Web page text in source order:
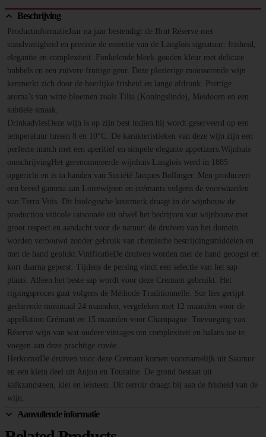
Beschrijving
ProductinformatieJaar na jaar bestendigt de Brut Réserve met
standvastigheid en precisie de essentie van de Langlois signatuur: frisheid,
elegantie en complexiteit. Fonkelende bleek-gouden kleur met delicate
bubbels en een zuivere fruitige geur. Deze plezierige mousserende wijn
kenmerkt zich door de heerlijke frisheid en lange afdronk. Prettige
aroma’s van witte bloemen zoals Tilia (Koningslinde), Meidoorn en een
subtiele smaak.
DrinkadviesDeze wijn is op zijn best indien hij wordt geserveerd op een
temperatuur tussen 8 en 10°C. De karakteristieken van deze wijn zijn een
perfecte match met een aperitief en simpele elegante appetizers.Wijnhuis
omschrijvingHet gerenommeerde wijnhuis Langlois werd in 1885
opgericht en is in handen van Société Jacques Bollinger. Men produceert
een breed gamma aan Loirewijnen en crémants volgens de voorwaarden
van Terra Vitis. Dit biologische keurmerk draagt in de wijnbouw de
production viticole raisonnée uit ofwel het bedrijven van wijnbouw met
groot respect en aandacht voor de natuur: de druiven van het domein
worden verbouwd zonder gebruik van chemische bestrijdingsmiddelen en
met de hand geplukt.VinificatieDe druiven worden met de hand geoogst en
kort daarna geperst. Tijdens de persing vindt een selectie van het sap
plaats. Alleen het beste sap wordt voor deze Cremant gebruikt. Het
rijpingsproces gaat volgens de Méthode Traditionnelle. Sur lies gerijpt
gedurende minimaal 24 maanden, vergeleken met 12 maanden voor de
appellation Crémant en 15 maanden voor Champagne. Toevoeging van
Réserve wijn van wat oudere vintages om complexiteit en balans toe te
voegen aan deze prachtige cuvée.
HerkomstDe druiven voor deze Cremant komen voornamelijk uit Saumur
en een klein deel uit Anjou en Touraine. De grond bestaat uit
kalkzandsteen, klei en leisteen. Dit terroir draagt bij aan de frisheid van de
wijn.
Aanvullende informatie